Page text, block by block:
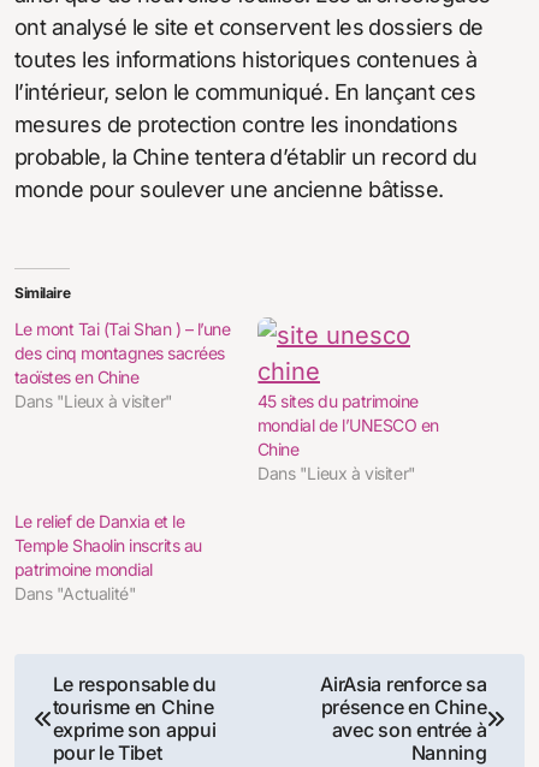
ont analysé le site et conservent les dossiers de
toutes les informations historiques contenues à
l’intérieur, selon le communiqué. En lançant ces
mesures de protection contre les inondations
probable, la Chine tentera d’établir un record du
monde pour soulever une ancienne bâtisse.
Similaire
Le mont Tai (Tai Shan ) – l’une
des cinq montagnes sacrées
taoïstes en Chine
Dans "Lieux à visiter"
45 sites du patrimoine
mondial de l’UNESCO en
Chine
Dans "Lieux à visiter"
Le relief de Danxia et le
Temple Shaolin inscrits au
patrimoine mondial
Dans "Actualité"
Navigation
de
Le responsable du
tourisme en Chine
exprime son appui
pour le Tibet
AirAsia renforce sa
présence en Chine
avec son entrée à
Nanning